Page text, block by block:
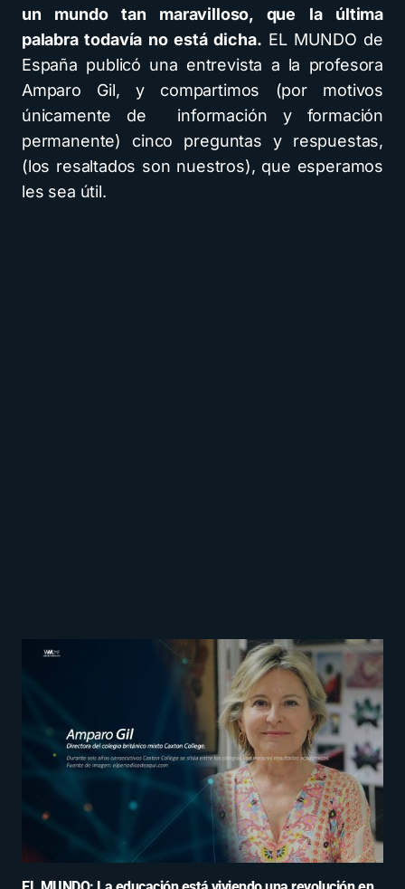
un mundo tan maravilloso, que la última
palabra todavía no está dicha. EL MUNDO de
España publicó una entrevista a la profesora
Amparo Gil, y compartimos (por motivos
únicamente de información y formación
permanente) cinco preguntas y respuestas,
(los resaltados son nuestros), que esperamos
les sea útil.